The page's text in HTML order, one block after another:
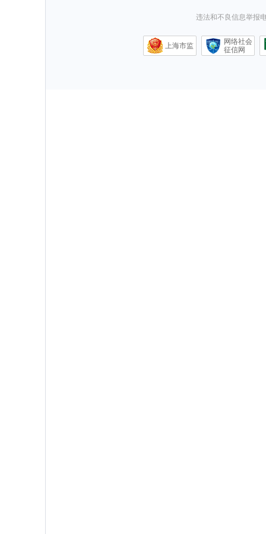
违法和不良信息举报
上海市监
网络社会
征信网